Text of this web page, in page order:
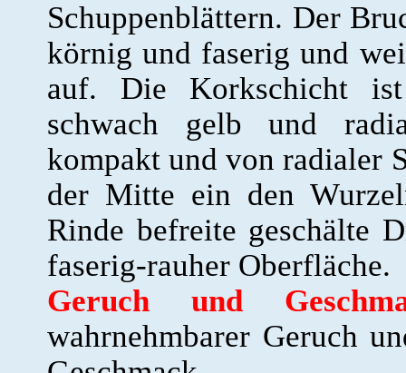
Schuppenblättern. Der
körnig und faserig und
auf. Die Korkschicht
schwach gelb und
kompakt und von radialer
der Mitte ein den
Rinde befreite geschälte
faserig-rauher Oberfläche.
Geruch und
wahrnehmbarer Geruch